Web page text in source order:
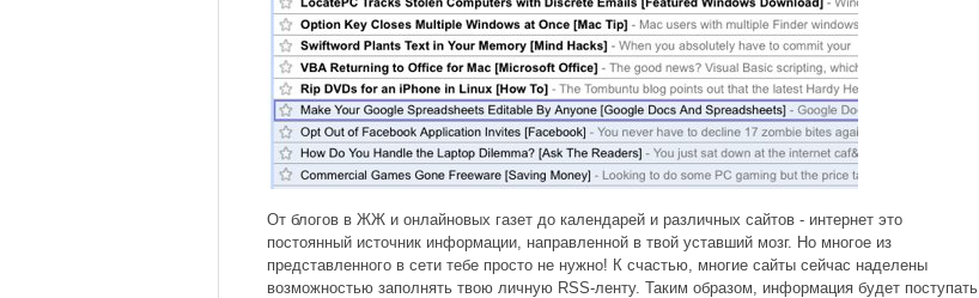
От блогов в ЖЖ и онлайновых газет до календарей и различных сайтов - интернет это
постоянный источник информации, направленной в твой уставший мозг. Но многое из
представленного в сети тебе просто не нужно! К счастью, многие сайты сейчас наделены
возможностью заполнять твою личную RSS-ленту. Таким образом, информация будет поступать